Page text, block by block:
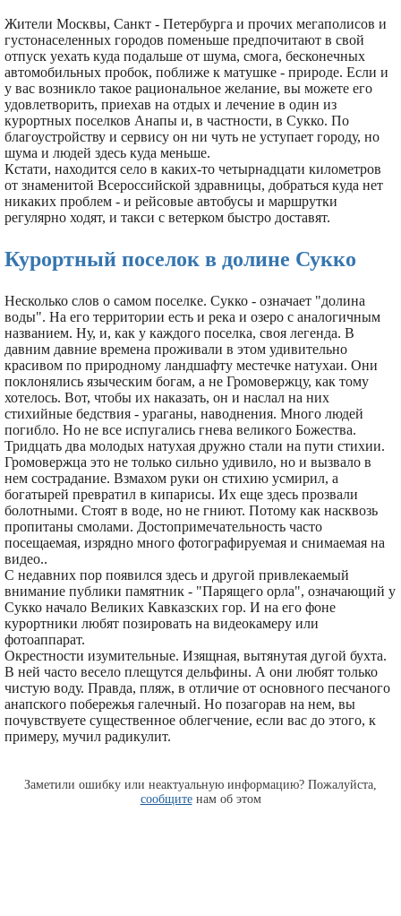
Жители Москвы, Санкт - Петербурга и прочих мегаполисов и
густонаселенных городов поменьше предпочитают в свой
отпуск уехать куда подальше от шума, смога, бесконечных
автомобильных пробок, поближе к матушке - природе. Если и
у вас возникло такое рациональное желание, вы можете его
удовлетворить, приехав на отдых и лечение в один из
курортных поселков Анапы и, в частности, в Сукко. По
благоустройству и сервису он ни чуть не уступает городу, но
шума и людей здесь куда меньше.
Кстати, находится село в каких-то четырнадцати километров
от знаменитой Всероссийской здравницы, добраться куда нет
никаких проблем - и рейсовые автобусы и маршрутки
регулярно ходят, и такси с ветерком быстро доставят.
Курортный поселок в долине Сукко
Несколько слов о самом поселке. Сукко - означает "долина
воды". На его территории есть и река и озеро с аналогичным
названием. Ну, и, как у каждого поселка, своя легенда. В
давним давние времена проживали в этом удивительно
красивом по природному ландшафту местечке натухаи. Они
поклонялись языческим богам, а не Громовержцу, как тому
хотелось. Вот, чтобы их наказать, он и наслал на них
стихийные бедствия - ураганы, наводнения. Много людей
погибло. Но не все испугались гнева великого Божества.
Тридцать два молодых натухая дружно стали на пути стихии.
Громовержца это не только сильно удивило, но и вызвало в
нем сострадание. Взмахом руки он стихию усмирил, а
богатырей превратил в кипарисы. Их еще здесь прозвали
болотными. Стоят в воде, но не гниют. Потому как насквозь
пропитаны смолами. Достопримечательность часто
посещаемая, изрядно много фотографируемая и снимаемая на
видео..
С недавних пор появился здесь и другой привлекаемый
внимание публики памятник - "Парящего орла", означающий у
Сукко начало Великих Кавказских гор. И на его фоне
курортники любят позировать на видеокамеру или
фотоаппарат.
Окрестности изумительные. Изящная, вытянутая дугой бухта.
В ней часто весело плещутся дельфины. А они любят только
чистую воду. Правда, пляж, в отличие от основного песчаного
анапского побережья галечный. Но позагорав на нем, вы
почувствуете существенное облегчение, если вас до этого, к
примеру, мучил радикулит.
Заметили ошибку или неактуальную информацию? Пожалуйста,
сообщитенам об этом